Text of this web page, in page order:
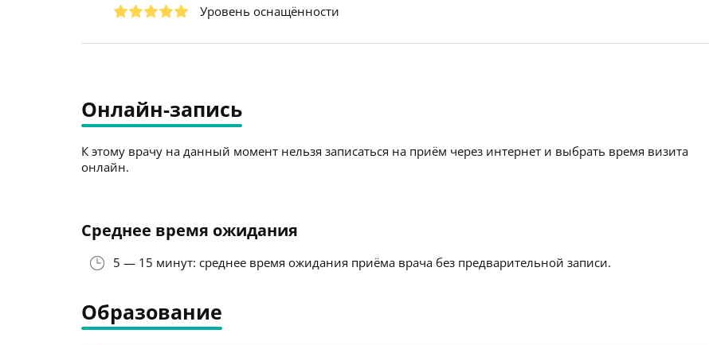
Уровень оснащённости
Онлайн-запись
К этому врачу на данный момент нельзя записаться на приём через интернет и выбрать время визита
онлайн.
Среднее время ожидания
5 — 15 минут: среднее время ожидания приёма врача без предварительной записи.
Образование